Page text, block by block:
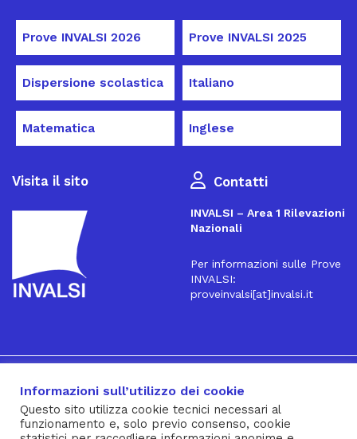
Prove INVALSI 2026 Prove INVALSI 2025
Dispersione scolastica Italiano
Matematica Inglese
Visita il sito Contatti
INVALSI – Area 1 Rilevazioni
Nazionali
Per informazioni sulle Prove
INVALSI:
proveinvalsi[at]invalsi.it
Iscriviti alla Newsletter
® INVALSI – Via Ippolito Nievo, 35 – 00153 ROMA – tel. 06
Informazioni sull’utilizzo dei cookie
Questo sito utilizza cookie tecnici necessari al
funzionamento e, solo previo consenso, cookie